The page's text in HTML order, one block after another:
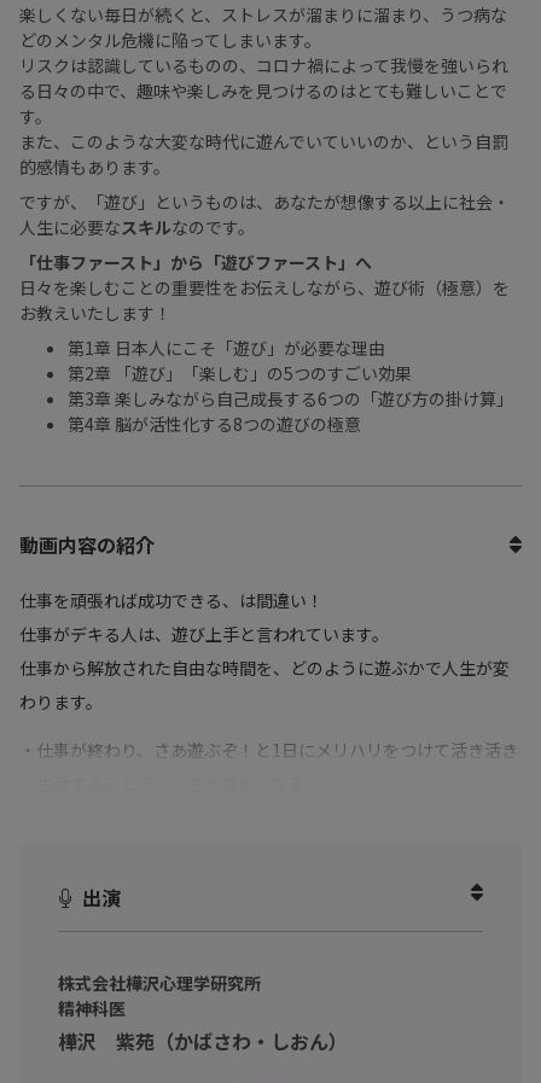
楽しくない毎日が続くと、ストレスが溜まりに溜まり、うつ病な
どのメンタル危機に陥ってしまいます。
リスクは認識しているものの、コロナ禍によって我慢を強いられ
る日々の中で、趣味や楽しみを見つけるのはとても難しいことで
す。
また、このような大変な時代に遊んでいていいのか、という自罰
的感情もあります。
ですが、「遊び」というものは、あなたが想像する以上に社会・
人生に必要なスキルなのです。
「仕事ファースト」から「遊びファースト」へ
日々を楽しむことの重要性をお伝えしながら、遊び術（極意）を
お教えいたします！
第1章 日本人にこそ「遊び」が必要な理由
第2章 「遊び」「楽しむ」の5つのすごい効果
第3章 楽しみながら自己成長する6つの「遊び方の掛け算」
第4章 脳が活性化する8つの遊びの極意
動画内容の紹介
仕事を頑張れば成功できる、は間違い！
仕事がデキる人は、遊び上手と言われています。
仕事から解放された自由な時間を、どのように遊ぶかで人生が変
わります。
・仕事が終わり、さあ遊ぶぞ！と1日にメリハリをつけて活き活き
・遊びにアウトプットを掛け合わせることで、仕事力が上がる
出演
株式会社樺沢心理学研究所
精神科医
樺沢 紫苑（かばさわ・しおん）